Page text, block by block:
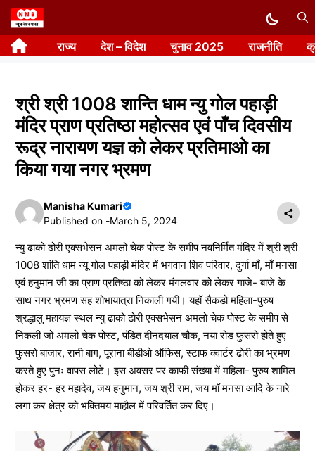
Skip
to
content राज्य देश – विदेश चुनाव 2025 राजनीति
श्री श्री 1008 शान्ति धाम न्यु गोल पहाड़ी
मंदिर प्राण प्रतिष्ठा महोत्सव एवं पाँच दिवसीय
रूद्र नारायण यज्ञ को लेकर प्रतिमाओ का
किया गया नगर भ्रमण
Manisha Kumari
Published on -March 5, 2024
न्यु ढाको ढोरी एक्सभेसन अमलो चेक पोस्ट के समीप नवनिर्मित मंदिर में श्री श्री
1008 शांति धाम न्यू गोल पहाड़ी मंदिर में भगवान शिव परिवार, दुर्गा माँ, माँ मनसा
एवं हनुमान जी का प्राण प्रतिष्ठा को लेकर मंगलवार को लेकर गाजे- बाजे के
साथ नगर भ्रमण सह शोभायात्रा निकाली गयी। यहॉ सैकडो महिला-पुरुष
श्रद्धालु महायज्ञ स्थल न्यु ढाको ढोरी एक्सभेसन अमलो चेक पोस्ट के समीप से
निकली जो अमलो चेक पोस्ट, पंडित दीनदयाल चौक, नया रोड फुसरो होते हुए
फुसरो बाजार, रानी बाग, पूराना बीडीओ ऑफिस, स्टाफ क्वार्टर ढोरी का भ्रमण
करते हुए पुनः वापस लोटे। इस अवसर पर काफी संख्या में महिला- पुरुष शामिल
होकर हर- हर महादेव, जय हनुमान, जय श्री राम, जय मॉ मनसा आदि के नारे
लगा कर क्षेत्र को भक्तिमय माहौल में परिवर्तित कर दिए।